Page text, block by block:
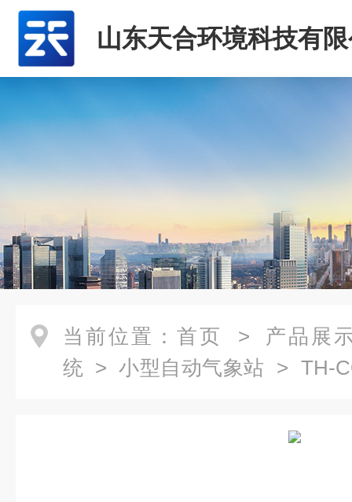
山东天合环境科技有
当前位置： 首页 > 产品展
统 > 小型自动气象站 > TH-